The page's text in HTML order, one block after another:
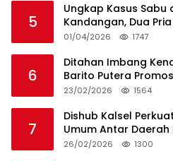
5
Ungkap Kasus Sabu
Kandangan, Dua
HSS
01/04/2026 1747
6
Ditahan Imbang
Barito Putera
23/02/2026 1564
7
Dishub Kalsel
Umum Antar
26/02/2026 1300